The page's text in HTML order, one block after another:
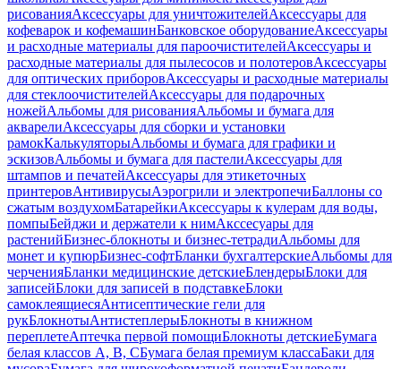
рисованияАксессуары для уничтожителейАксессуары для
кофеварок и кофемашинБанковское оборудованиеАксессуары
и расходные материалы для пароочистителейАксессуары и
расходные материалы для пылесосов и полотеровАксессуары
для оптических приборовАксессуары и расходные материалы
для стеклоочистителейАксессуары для подарочных
ножейАльбомы для рисованияАльбомы и бумага для
акварелиАксессуары для сборки и установки
рамокКалькуляторыАльбомы и бумага для графики и
эскизовАльбомы и бумага для пастелиАксессуары для
штампов и печатейАксессуары для этикеточных
принтеровАнтивирусыАэрогрили и электропечиБаллоны со
сжатым воздухомБатарейкиАксессуары к кулерам для воды,
помпыБейджи и держатели к нимАкссесуары для
растенийБизнес-блокноты и бизнес-тетрадиАльбомы для
монет и купюрБизнес-софтБланки бухгалтерскиеАльбомы для
черченияБланки медицинские детскиеБлендерыБлоки для
записейБлоки для записей в подставкеБлоки
самоклеящиесяАнтисептические гели для
рукБлокнотыАнтистеплерыБлокноты в книжном
переплетеАптечка первой помощиБлокноты детскиеБумага
белая классов А, В, СБумага белая премиум классаБаки для